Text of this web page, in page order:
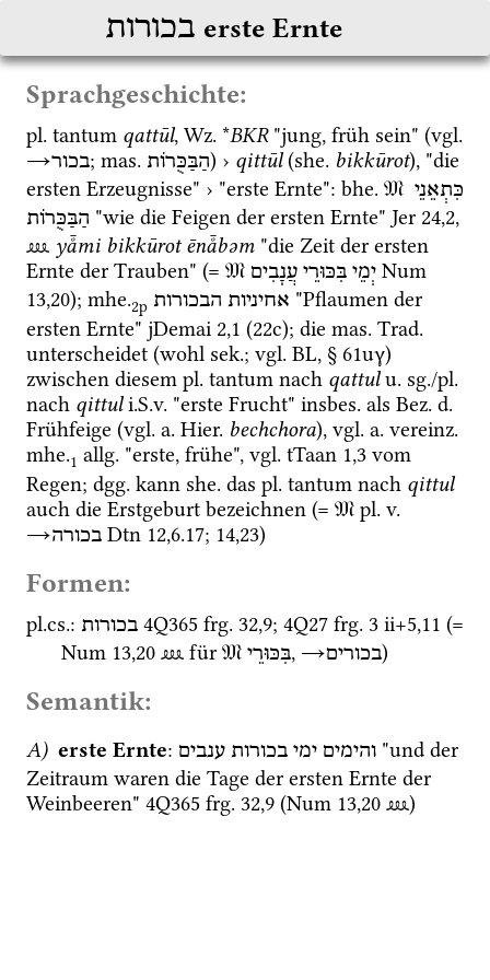
בכורות erste Ernte
Sprachgeschichte:
pl. tantum qattūl, Wz. *BKR "jung, früh sein" (vgl.
→בכור; mas. הַבַּכֻּרוֹת) › qittūl (she. bikkūrot), "die
ersten Erzeugnisse" › "erste Ernte": bhe. 𝔐 כִּתְאֵנֵי
הַבַּכֻּרוֹת "wie die Feigen der ersten Ernte" Jer 24,2
⅏ yå̄mi bikkūrot ēnå̄bəm "die Zeit der ersten
Ernte der Trauben" (= 𝔐 יְמֵי בִּכּוּרֵי עֲנָבִים
Num
13,20); mhe.2p אחיניות הבכורות "Pflaumen der
ersten Ernte" jDemai 2,1 (22c); die mas. Trad.
unterscheidet (wohl sek.; vgl. BL, § 61uγ)
zwischen diesem pl. tantum nach qattul u. sg./pl.
nach qittul i.S.v. "erste Frucht" insbes. als Bez. d.
Frühfeige (vgl. a. Hier. bechchora), vgl. a. vereinz.
mhe.1 allg. "erste, frühe", vgl. tTaan 1,3 vom
Regen; dgg. kann she. das pl. tantum nach qittul
auch die Erstgeburt bezeichnen (= 𝔐 pl. v.
→בכורה Dtn 12,6.17; 14,23)
Formen:
pl.cs.: בכורות 4Q365 frg. 32,9; 4Q27 frg. 3 ii+5,11
Num 13,20 ⅏ für 𝔐 בִּכּוּרֵי, →בכורים)
Semantik:
A) erste Ernte: והימים ימי בכורות ענבים
"und der
Zeitraum waren die Tage der ersten Ernte der
Weinbeeren" 4Q365 frg. 32,9 (Num 13,20 ⅏)